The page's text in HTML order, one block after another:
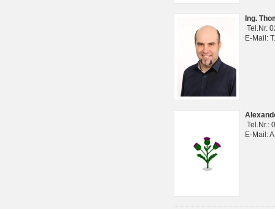
Ing.
Tel.Nr.
E-Mail:
Tel.Nr.:
E-Mail: